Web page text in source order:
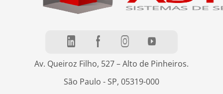
Av. Queiroz Filho, 527 – Alto de Pinheiros.
São Paulo - SP, 05319-000